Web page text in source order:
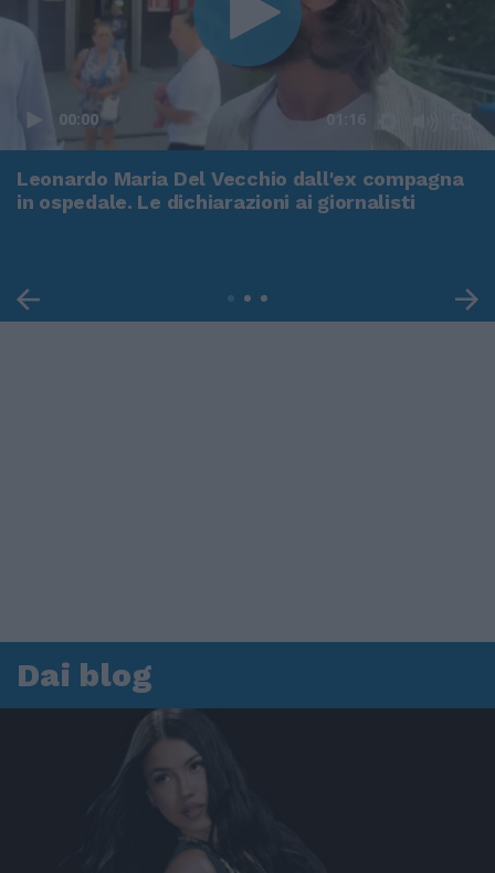
00:00 01:16
Leonardo Maria Del Vecchio dall'ex compagna
in ospedale. Le dichiarazioni ai giornalisti
Dai blog